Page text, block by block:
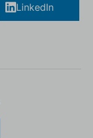
LinkedIn